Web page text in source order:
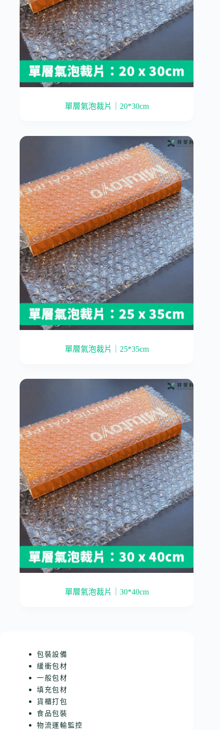
單層氣泡裁片｜20*30cm
單層氣泡裁片｜25*35cm
單層氣泡裁片｜30*40cm
包裝設備
緩衝包材
一般包材
填充包材
貨櫃打包
食品包裝
物流運輸監控